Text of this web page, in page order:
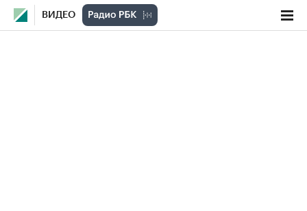
ВИДЕО